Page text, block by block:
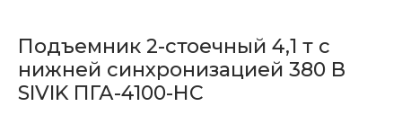
Подъемник 2-стоечный 4,1 т с
нижней синхронизацией 380 В
SIVIK ПГА-4100-НС